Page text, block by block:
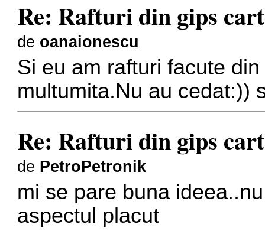
Re: Rafturi din gips
de oanaionescu
Si eu am rafturi facute
multumita.Nu au cedat:))
Re: Rafturi din gips
de PetroPetronik
mi se pare buna
aspectul placut